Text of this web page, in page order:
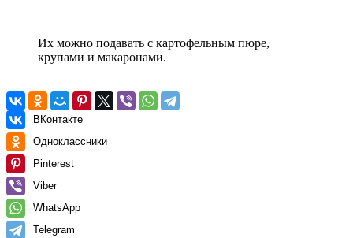
Их можно подавать с картофельным пюре,
крупами и макаронами.
ВКонтакте
Одноклассники
Pinterest
Viber
WhatsApp
Telegram